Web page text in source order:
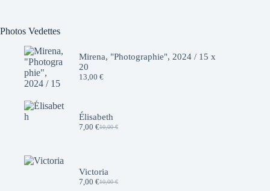
Photos Vedettes
Mirena, "Photographie", 2024 / 15 x
20
13,00 €
Élisabeth
10,00€
Le
10,00 €.
7,00 €Le
7,00 €.
Victoria
10,00€
Le
7,00 €Le